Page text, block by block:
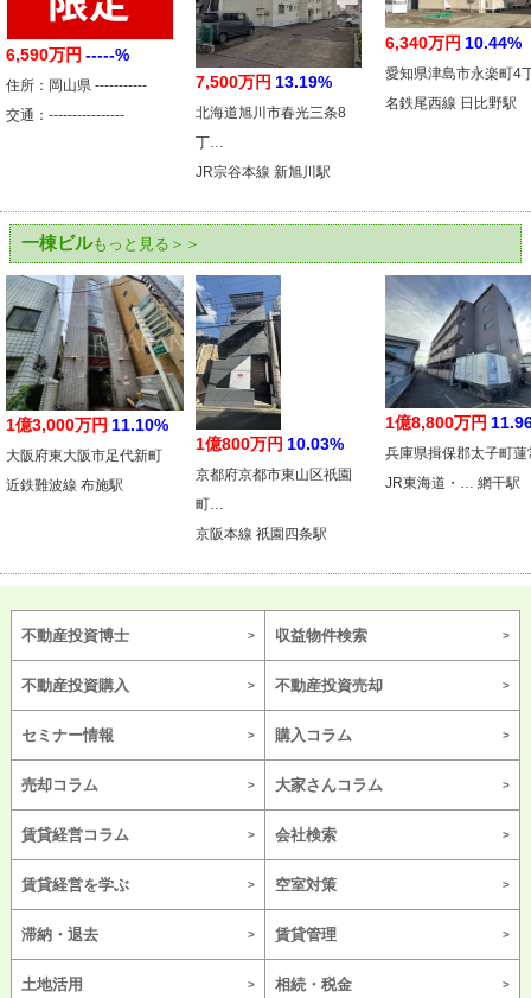
6,590万円 -----%
住所：岡山県 -----------
交通：----------------
7,500万円 13.19%
北海道旭川市春光三条8
丁…
JR宗谷本線 新旭川駅
6,340万円 10.44%
愛知県津島市永楽町4
名鉄尾西線 日比野駅
一棟ビルもっと見る＞＞
1億3,000万円 11.10%
大阪府東大阪市足代新町
近鉄難波線 布施駅
1億800万円 10.03%
京都府京都市東山区祇園
町…
京阪本線 祇園四条駅
1億8,800万円
兵庫県揖保郡太子町蓮
JR東海道・… 網干駅
不動産投資博士 収益物件検索
不動産投資購入 不動産投資売却
セミナー情報 購入コラム
売却コラム 大家さんコラム
賃貸経営コラム 会社検索
賃貸経営を学ぶ 空室対策
滞納・退去 賃貸管理
土地活用 相続・税金